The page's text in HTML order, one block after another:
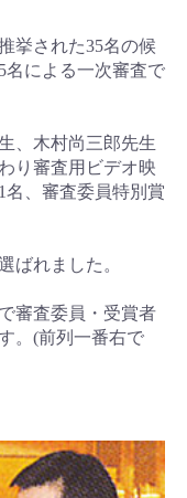
挙された35名の候
名による一次審査で
、木村尚三郎先生
り審査用ビデオ映
、審査委員特別賞
ばれました。
審査委員・受賞者
。(前列一番右で